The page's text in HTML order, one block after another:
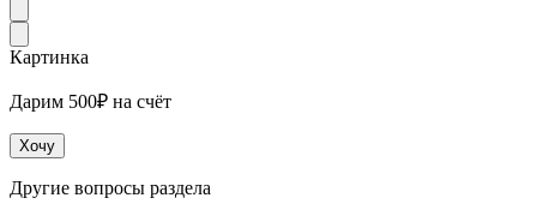
Картинка
Дарим 500₽ на счёт
Хочу
Другие вопросы раздела